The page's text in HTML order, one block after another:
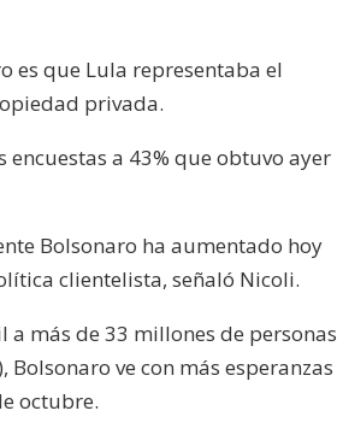
es que Lula representaba el
privada.
a 43% que obtuvo ayer
Bolsonaro ha aumentado hoy
clientelista, señaló Nicoli.
más de 33 millones de personas
Bolsonaro ve con más esperanzas
octubre.